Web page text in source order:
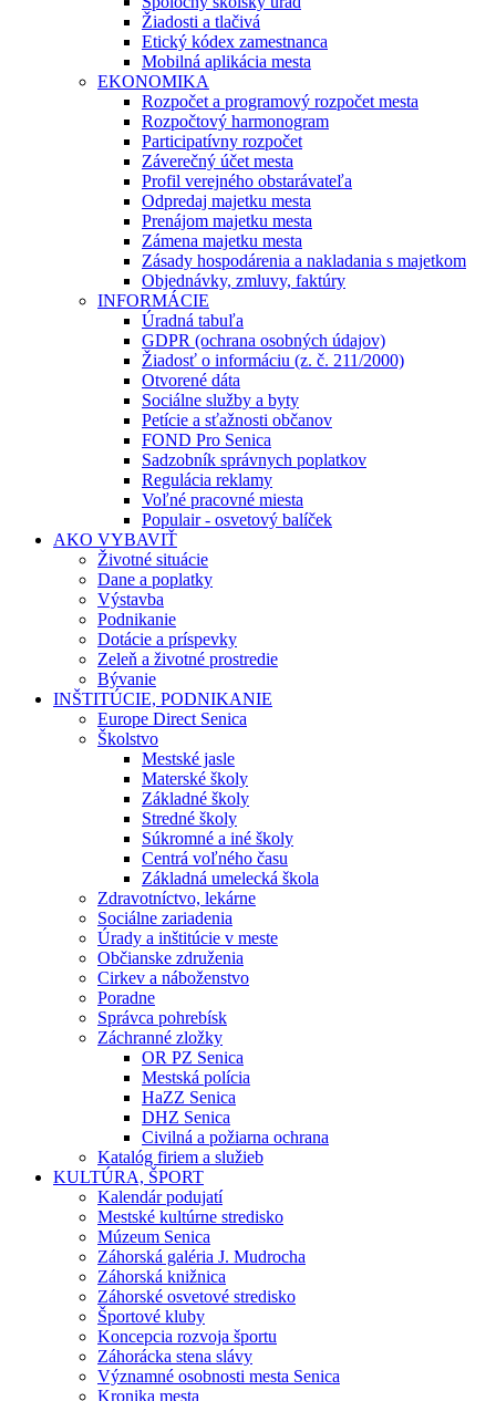
Žiadosti a tlačivá
Etický kódex zamestnanca
Mobilná aplikácia mesta
EKONOMIKA
Rozpočet a programový rozpočet mesta
Rozpočtový harmonogram
Participatívny rozpočet
Záverečný účet mesta
Profil verejného obstarávateľa
Odpredaj majetku mesta
Prenájom majetku mesta
Zámena majetku mesta
Zásady hospodárenia a nakladania s majetkom
Objednávky, zmluvy, faktúry
INFORMÁCIE
Úradná tabuľa
GDPR (ochrana osobných údajov)
Žiadosť o informáciu (z. č. 211/2000)
Otvorené dáta
Sociálne služby a byty
Petície a sťažnosti občanov
FOND Pro Senica
Sadzobník správnych poplatkov
Regulácia reklamy
Voľné pracovné miesta
Populair - osvetový balíček
AKO VYBAVIŤ
Životné situácie
Dane a poplatky
Výstavba
Podnikanie
Dotácie a príspevky
Zeleň a životné prostredie
Bývanie
INŠTITÚCIE, PODNIKANIE
Europe Direct Senica
Školstvo
Mestské jasle
Materské školy
Základné školy
Stredné školy
Súkromné a iné školy
Centrá voľného času
Základná umelecká škola
Zdravotníctvo, lekárne
Sociálne zariadenia
Úrady a inštitúcie v meste
Občianske združenia
Cirkev a náboženstvo
Poradne
Správca pohrebísk
Záchranné zložky
OR PZ Senica
Mestská polícia
HaZZ Senica
DHZ Senica
Civilná a požiarna ochrana
Katalóg firiem a služieb
KULTÚRA, ŠPORT
Kalendár podujatí
Mestské kultúrne stredisko
Múzeum Senica
Záhorská galéria J. Mudrocha
Záhorská knižnica
Záhorské osvetové stredisko
Športové kluby
Koncepcia rozvoja športu
Záhorácka stena slávy
Významné osobnosti mesta Senica
Kronika mesta